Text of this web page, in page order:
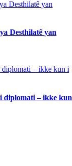
Desthilatê yan
diplomati – ikke kun